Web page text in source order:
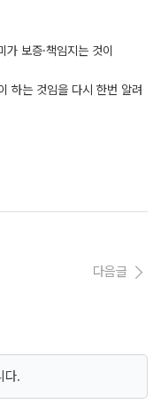
보증·책임지는 것이
하는 것임을 다시 한번 알려
다음글
다.